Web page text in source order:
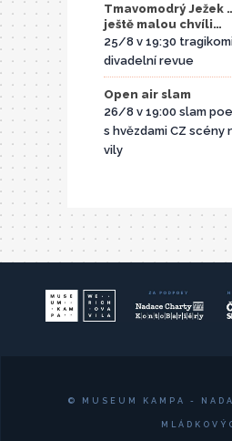
Tmavomodrý Ježek
ještě malou chvíli…
25/8 v 19:30
divadelní revue
Open air slam
26/8 v 19:00 slam
s hvězdami CZ scény
vily
© MUSEUM KAMPA -